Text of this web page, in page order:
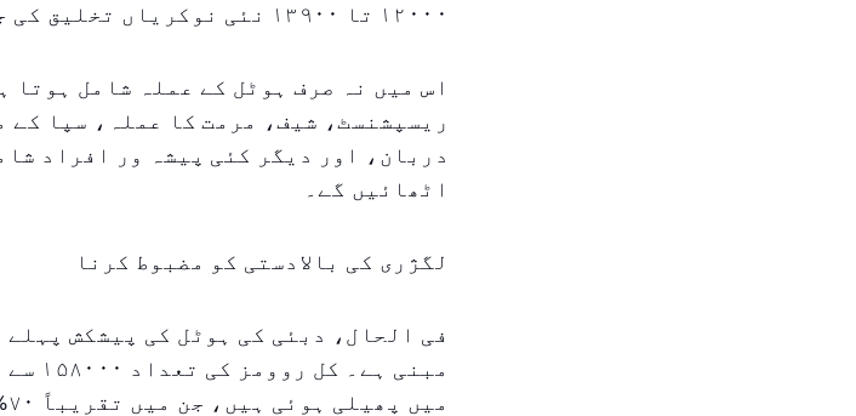
۱۲۰۰۰ تا ۱۳۹۰۰ نئی نوکریاں تخلیق کی جا سکتی ہیں۔
اس میں نہ صرف ہوٹل کے عملہ شامل ہوتا
ریسپشنسٹ، شیف، مرمت کا عملہ، سپا
دربان، اور دیگر کئی پیشہ ور افراد
اٹھائیں گے۔
لگژری کی بالادستی کو مضبوط کرنا
فی الحال، دبئی کی ہوٹل کی پیشکش